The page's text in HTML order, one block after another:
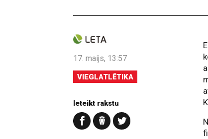
17. maijs, 13:57
VIEGLATLĒTIKA
Ieteikt rakstu